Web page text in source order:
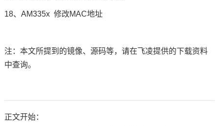
18、AM335x修改MAC地址
注：本文所提到的镜像、源码等，请在飞凌提供的下载资料
中查询。
正文开始：